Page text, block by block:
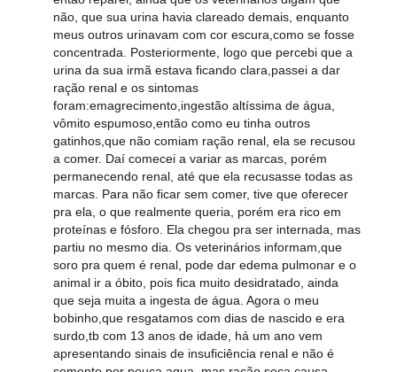
não, que sua urina havia clareado demais, enquanto
meus outros urinavam com cor escura,como se fosse
concentrada. Posteriormente, logo que percebi que a
urina da sua irmã estava ficando clara,passei a dar
ração renal e os sintomas
foram:emagrecimento,ingestão altíssima de água,
vômito espumoso,então como eu tinha outros
gatinhos,que não comiam ração renal, ela se recusou
a comer. Daí comecei a variar as marcas, porém
permanecendo renal, até que ela recusasse todas as
marcas. Para não ficar sem comer, tive que oferecer
pra ela, o que realmente queria, porém era rico em
proteínas e fósforo. Ela chegou pra ser internada, mas
partiu no mesmo dia. Os veterinários informam,que
soro pra quem é renal, pode dar edema pulmonar e o
animal ir a óbito, pois fica muito desidratado, ainda
que seja muita a ingesta de água. Agora o meu
bobinho,que resgatamos com dias de nascido e era
surdo,tb com 13 anos de idade, há um ano vem
apresentando sinais de insuficiência renal e não é